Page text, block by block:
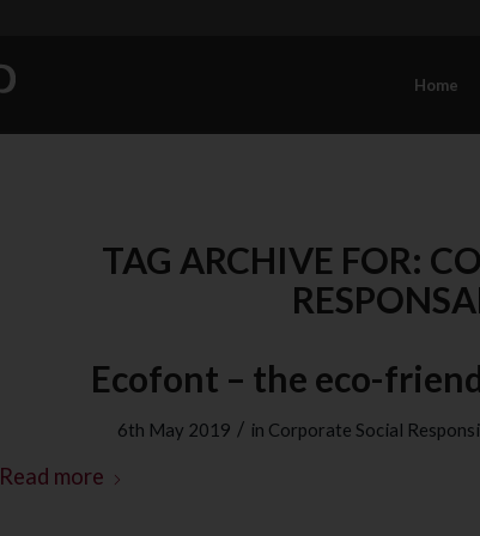
Home
TAG ARCHIVE FOR:
Ecofont – the eco-
6th May 2019 / in Corporate Social
Read more